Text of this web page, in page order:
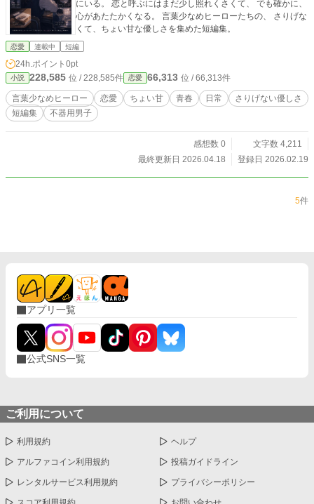
にいる。 恋と呼ぶにはまだ少し照れくさくて、 でも確かに、
心があたたかくなる。 言葉少なめヒーローたちの、 さりげな
くて、ちょい甘な優しさを集めた短編集。
恋愛 連載中 短編
24h.ポイント 0pt
小説 228,585 位 / 228,585件 恋愛 66,313 位 / 66,313件
言葉少なめヒーロー 恋愛 ちょい甘 青春 日常
さりげない優しさ
短編集
不器用男子
感想数 0
文字数 4,211
最終更新日 2026.04.18
登録日 2026.02.19
5件
アプリ一覧
公式SNS一覧
ご利用について
利用規約 ヘルプ
アルファコイン利用規約 投稿ガイドライン
レンタルサービス利用規約 プライバシーポリシー